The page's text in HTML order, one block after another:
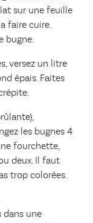
sur une feuille
faire cuire.
bugne.
versez un litre
épais. Faites
les bugnes 4
fourchette,
deux. Il faut
trop colorées.
dans une